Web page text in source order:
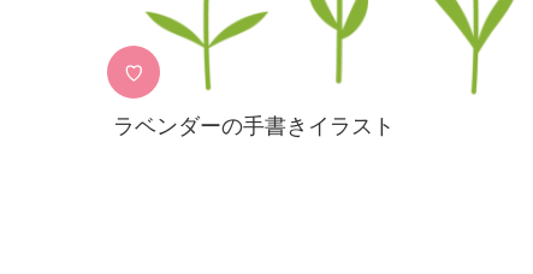
♡
ラベンダーの手書きイラスト